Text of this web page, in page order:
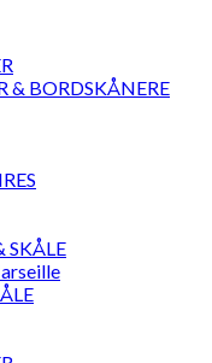
& BORDSKÅNERE
SKÅLE